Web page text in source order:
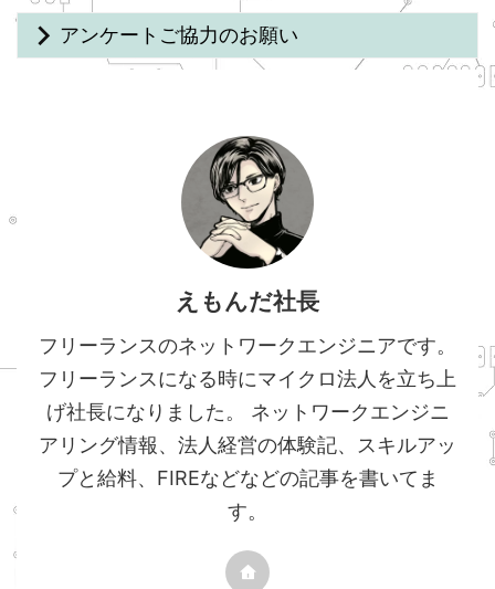
アンケートご協力のお願い
えもんだ社長
フリーランスのネットワークエンジニアです。
フリーランスになる時にマイクロ法人を立ち上
げ社長になりました。 ネットワークエンジニ
アリング情報、法人経営の体験記、スキルアッ
プと給料、FIREなどなどの記事を書いてま
す。